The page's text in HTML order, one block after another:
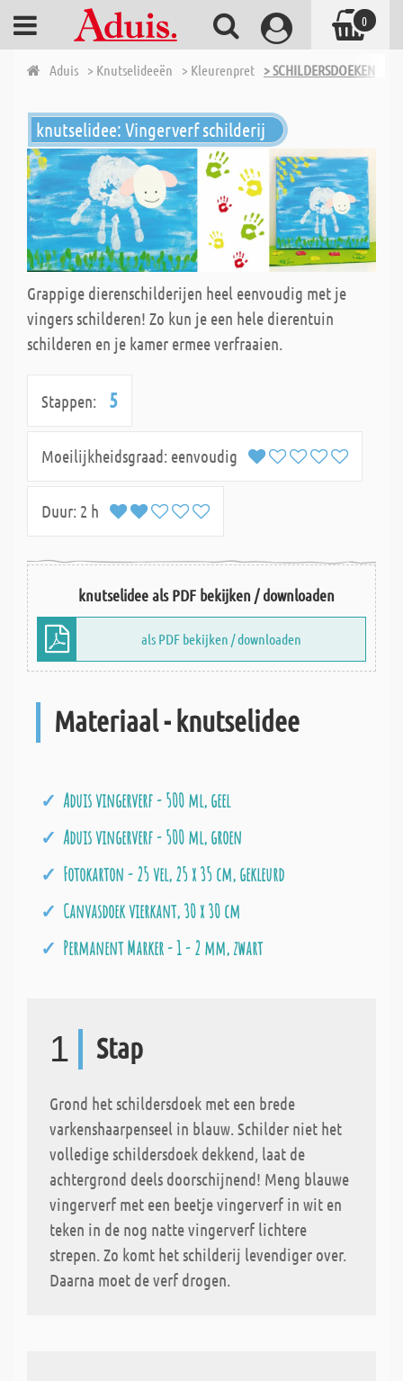
Aduis > Knutselideeën > Kleurenpret > SCHILDERSDOEKEN
knutselidee: Vingerverf schilderij
Grappige dierenschilderijen heel eenvoudig met je
vingers schilderen! Zo kun je een hele dierentuin
schilderen en je kamer ermee verfraaien.
Stappen: 5
Moeilijkheidsgraad: eenvoudig
Duur: 2 h
knutselidee als PDF bekijken / downloaden
als PDF bekijken / downloaden
Materiaal - knutselidee
Aduis vingerverf - 500 ml, geel
Aduis vingerverf - 500 ml, groen
Fotokarton - 25 vel, 25 x 35 cm, gekleurd
Canvasdoek vierkant, 30 x 30 cm
Permanent Marker - 1 - 2 mm, zwart
1 Stap
Grond het schildersdoek met een brede
varkenshaarpenseel in blauw. Schilder niet het
volledige schildersdoek dekkend, laat de
achtergrond deels doorschijnend! Meng blauwe
vingerverf met een beetje vingerverf in wit en
teken in de nog natte vingerverf lichtere
strepen. Zo komt het schilderij levendiger over.
Daarna moet de verf drogen.
0